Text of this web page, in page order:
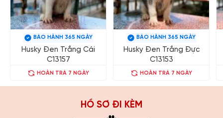
BẢO HÀNH 365 NGÀY
Husky Đen Trắng Cái
C13157
HOÀN TRẢ 7 NGÀY
BẢO HÀNH 365 NGÀY
Husky Đen Trắng Đực
C13153
HOÀN TRẢ 7 NGÀY
HỒ SƠ ĐI KÈM